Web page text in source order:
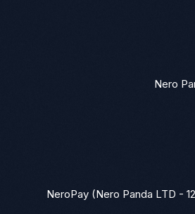
Nero
NeroPay (Nero Panda LTD -